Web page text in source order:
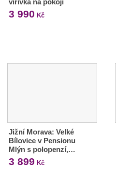
3 990 Kč
Jižní Morava: Velké
Bílovice v Pensionu
Mlýn s polopenzí,…
3 899 Kč